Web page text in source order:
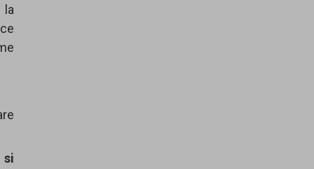
la
si